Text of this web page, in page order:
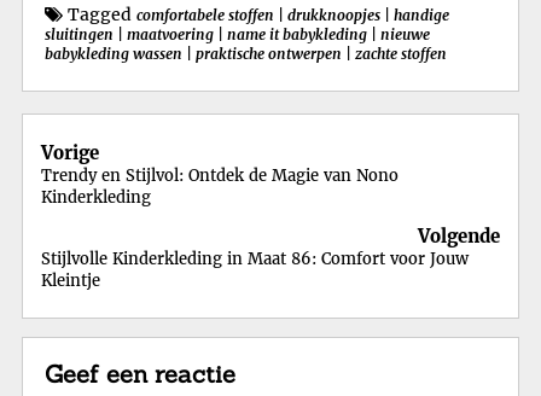
Tagged comfortabele stoffen drukknoopjes
handige
sluitingen
maatvoering name it babykleding
nieuwe
babykleding wassen
praktische ontwerpen zachte stoffen
Berichtnavigatie
Vorige
Trendy en Stijlvol: Ontdek de Magie van Nono
Kinderkleding
Volgende
Stijlvolle Kinderkleding in Maat 86: Comfort voor Jouw
Kleintje
Geef een reactie